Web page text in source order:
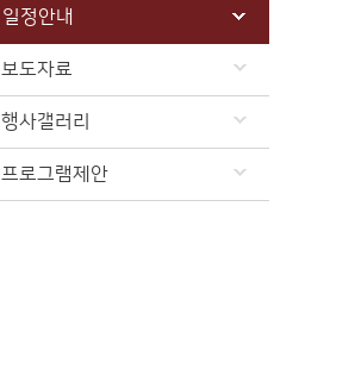
일정안내
보도자료
행사갤러리
프로그램제안